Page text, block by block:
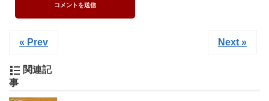
« Prev Next »
関連記
事